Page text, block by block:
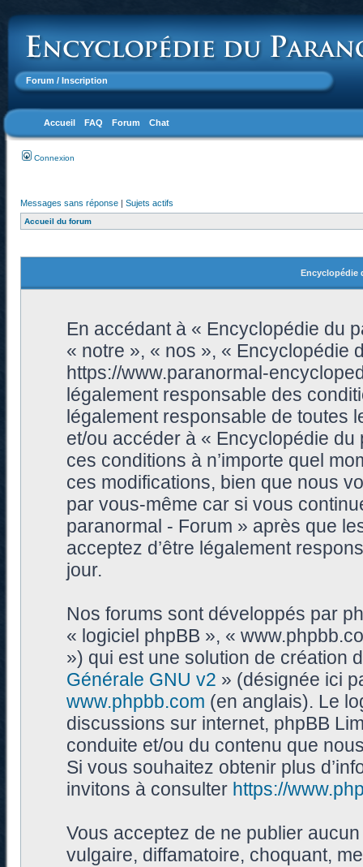
Forum / Inscription
Accueil FAQ Forum Chat
Connexion
Messages sans réponse | Sujets actifs
Accueil du forum
Encyclopédie
En accédant à « Encyclopédie du
« notre », « nos », « Encyclopédie
https://www.paranormal-
légalement responsable des
légalement responsable de toutes
et/ou accéder à « Encyclopédie
ces conditions à n’importe quel
ces modifications, bien que nous
par vous-même car si vous
paranormal - Forum » après que
acceptez d’être légalement
jour.
Nos forums sont développés par
« logiciel phpBB », «
») qui est une solution de création
Générale GNU v2 » (désignée ici
www.phpbb.com (en anglais). Le
discussions sur internet, phpBB
conduite et/ou du contenu que
Si vous souhaitez obtenir plus
invitons à consulter https://
Vous acceptez de ne publier
vulgaire, diffamatoire, choquant,